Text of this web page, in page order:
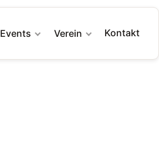
Events Verein Kontakt